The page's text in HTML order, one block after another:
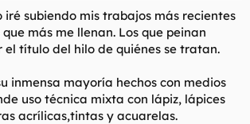
iré subiendo mis trabajos más recientes
que más me llenan. Los que peinan
el título del hilo de quiénes se tratan.
inmensa mayoría hechos con medios
uso técnica mixta con lápiz, lápices
acrílicas,tintas y acuarelas.